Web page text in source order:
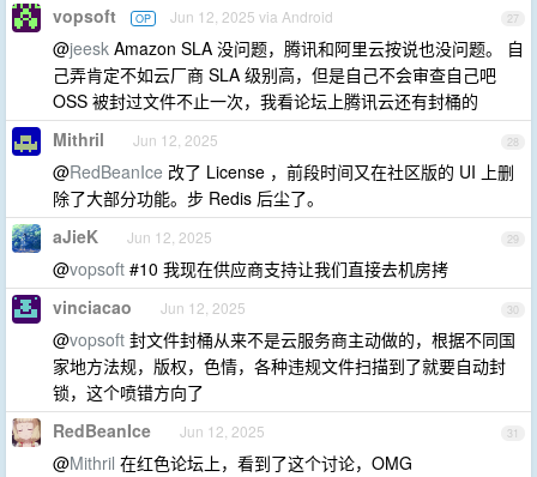
27
vopsoft OP Jun 12, 2025 via Android
@jeesk Amazon SLA 没问题，腾讯和阿里云按说也没问题。 自
己弄肯定不如云厂商 SLA 级别高，但是自己不会审查自己吧
OSS 被封过文件不止一次，我看论坛上腾讯云还有封桶的
28
Mithril Jun 12, 2025
@RedBeanIce 改了 License ，前段时间又在社区版的 UI 上删
除了大部分功能。步 Redis 后尘了。
29
aJieK Jun 12, 2025
@vopsoft #10 我现在供应商支持让我们直接去机房拷
30
vinciacao Jun 12, 2025
@vopsoft 封文件封桶从来不是云服务商主动做的，根据不同国
家地方法规，版权，色情，各种违规文件扫描到了就要自动封
锁，这个喷错方向了
31
RedBeanIce Jun 12, 2025
@Mithril 在红色论坛上，看到了这个讨论，OMG